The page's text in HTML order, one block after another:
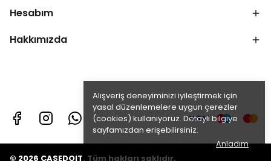
Alışveriş deneyiminizi iyileştirmek için
yasal düzenlemelere uygun çerezler
(cookies) kullanıyoruz. Detaylı bilgiye
sayfamızdan erişebilirsiniz.
Anladım
Hesabım
Hakkımızda
© 2026 CASEDOIT. Tüm hakları saklıdır.